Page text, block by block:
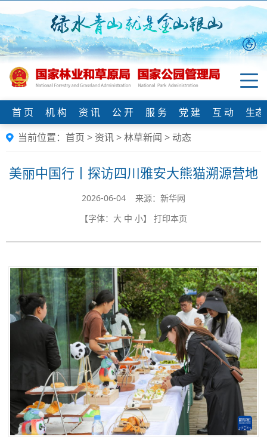
首 页 机 构 资 讯 公 开 服 务 党 建 互 动
生
当前位置： 首页 > 资讯>林草新闻 > 动态
美丽中国行丨探访四川雅安大熊猫溯源营地
2026-06-04 来源：新华网
【字体： 大 中 小】 打印本页